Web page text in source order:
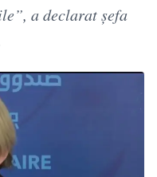
a declarat șefa